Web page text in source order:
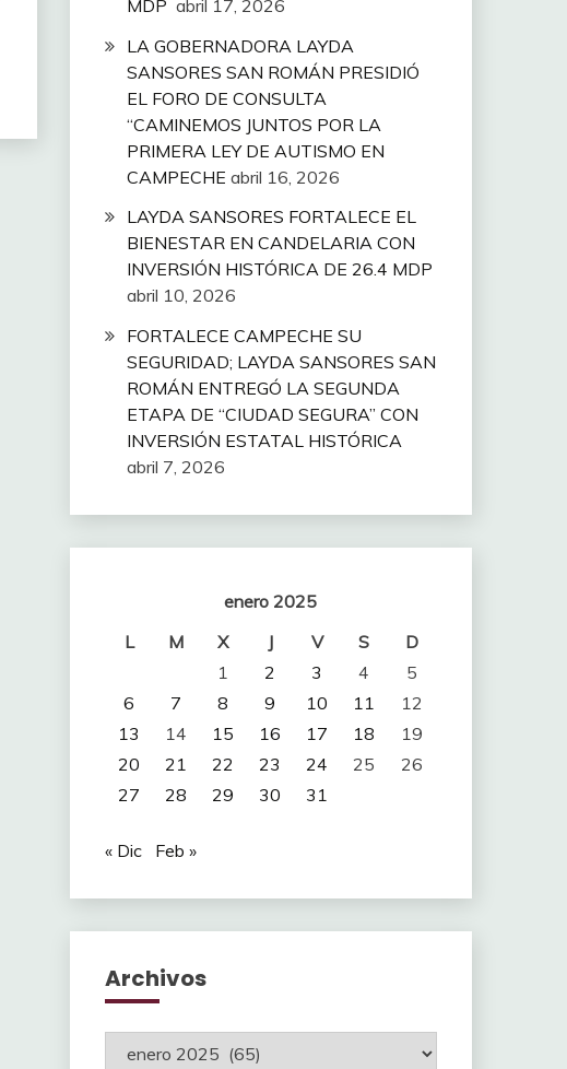
MDP abril 17, 2026
LA GOBERNADORA LAYDA
SANSORES SAN ROMÁN PRESIDIÓ
EL FORO DE CONSULTA
“CAMINEMOS JUNTOS POR LA
PRIMERA LEY DE AUTISMO EN
CAMPECHE abril 16, 2026
LAYDA SANSORES FORTALECE EL
BIENESTAR EN CANDELARIA CON
INVERSIÓN HISTÓRICA DE 26.4 MDP
abril 10, 2026
FORTALECE CAMPECHE SU
SEGURIDAD; LAYDA SANSORES SAN
ROMÁN ENTREGÓ LA SEGUNDA
ETAPA DE “CIUDAD SEGURA” CON
INVERSIÓN ESTATAL HISTÓRICA
abril 7, 2026
enero 2025
L
M X J V S
D
1
2 3 4
5
6
7 8 9 10 11
12
13
14 15 16 17 18
19
20
21 22 23 24 25
26
27
28 29 30 31
« Dic Feb »
Archivos